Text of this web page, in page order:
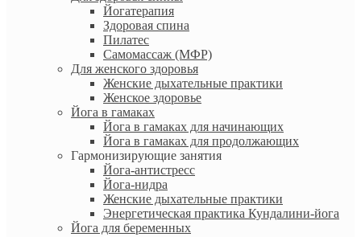
Йогатерапия
Здоровая спина
Пилатес
Самомассаж (МФР)
Для женского здоровья
Женские дыхательные практики
Женское здоровье
Йога в гамаках
Йога в гамаках для начинающих
Йога в гамаках для продолжающих
Гармонизирующие занятия
Йога-антистресс
Йога-нидра
Женские дыхательные практики
Энергетическая практика Кундалини-йога
Йога для беременных